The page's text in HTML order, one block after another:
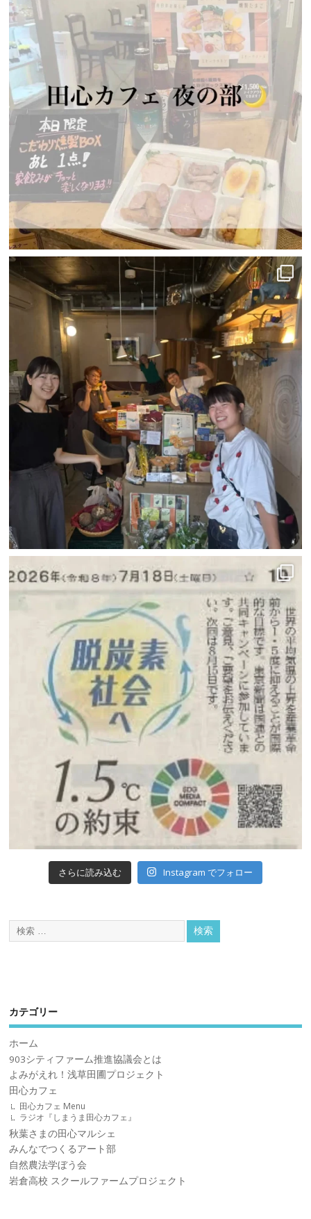
さらに読み込む Instagram でフォロー
カテゴリー
ホーム
903シティファーム推進協議会とは
よみがえれ！浅草田圃プロジェクト
田心カフェ
田心カフェ Menu
ラジオ『しまうま田心カフェ』
秋葉さまの田心マルシェ
みんなでつくるアート部
自然農法学ぼう会
岩倉高校 スクールファームプロジェクト